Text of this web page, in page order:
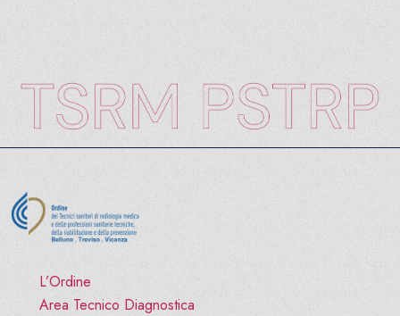
L’Ordine
Area Tecnico Diagnostica